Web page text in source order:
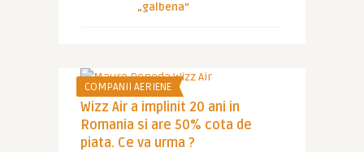
„galbena”
COMPANII AERIENE
Wizz Air a implinit 20 ani in
Romania si are 50% cota de
piata. Ce va urma ?